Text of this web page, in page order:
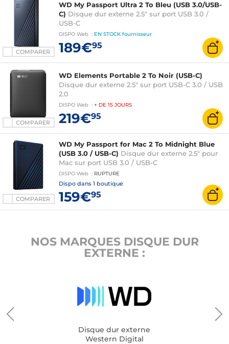
COMPARER
WD My Passport Ultra 2 To Bleu (USB 3.0/USB-
C) Disque dur externe 2.5" sur port USB 3.0 /
USB-C
DISPO Web : EN STOCK fournisseur
189€95
COMPARER
WD Elements Portable 2 To Noir (USB-C)
Disque dur externe 2.5" sur port USB-C 3.0 / USB
2.0
DISPO Web : + DE 15 JOURS
219€95
COMPARER
WD My Passport for Mac 2 To Midnight Blue
(USB 3.0 / USB-C) Disque dur externe 2.5" pour
Mac sur port USB 3.0 / USB-C
DISPO Web : RUPTURE
Dispo dans 1 boutique
159€95
NOS MARQUES DISQUE DUR
EXTERNE :
Disque dur externe
Western Digital